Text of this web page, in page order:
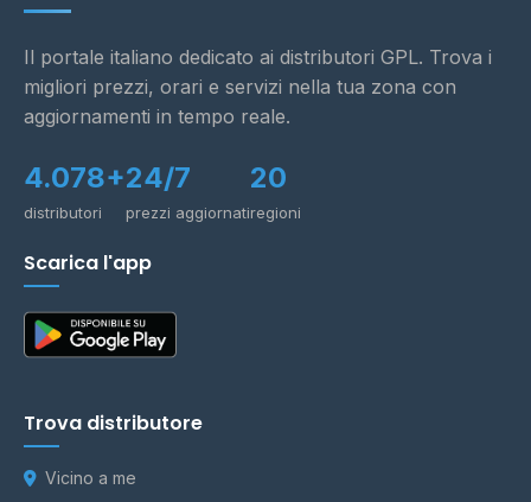
Il portale italiano dedicato ai distributori GPL. Trova i
migliori prezzi, orari e servizi nella tua zona con
aggiornamenti in tempo reale.
4.078+
distributori
24/7
prezzi aggiornati
20
regioni
Scarica l'app
Trova distributore
Vicino a me